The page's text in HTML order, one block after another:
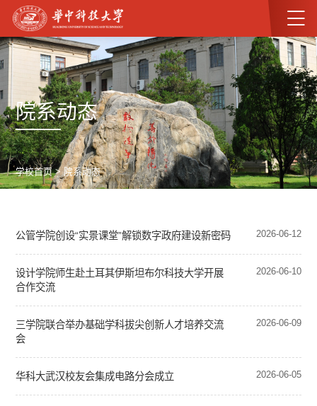
院系动态
学校首页>院系动态
公管学院创设“实景课堂”解锁数字政府建设新密码 2026-06-12
设计学院师生赴土耳其伊斯坦布尔科技大学开展
合作交流
2026-06-10
三学院联合举办基础学科拔尖创新人才培养交流
会
2026-06-09
华科大武汉校友会集成电路分会成立 2026-06-05